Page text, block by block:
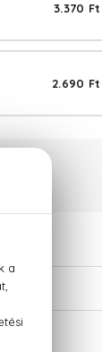
3.370 Ft
2.690 Ft